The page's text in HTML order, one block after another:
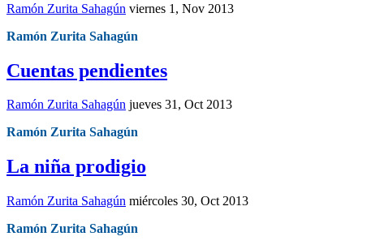
Ramón Zurita Sahagún viernes 1, Nov 2013
Ramón Zurita Sahagún
Cuentas pendientes
Ramón Zurita Sahagún jueves 31, Oct 2013
Ramón Zurita Sahagún
La niña prodigio
Ramón Zurita Sahagún miércoles 30, Oct 2013
Ramón Zurita Sahagún